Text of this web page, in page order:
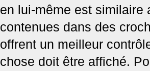
en lui-même est similaire
contenues dans des
offrent un meilleur
chose doit être affiché.